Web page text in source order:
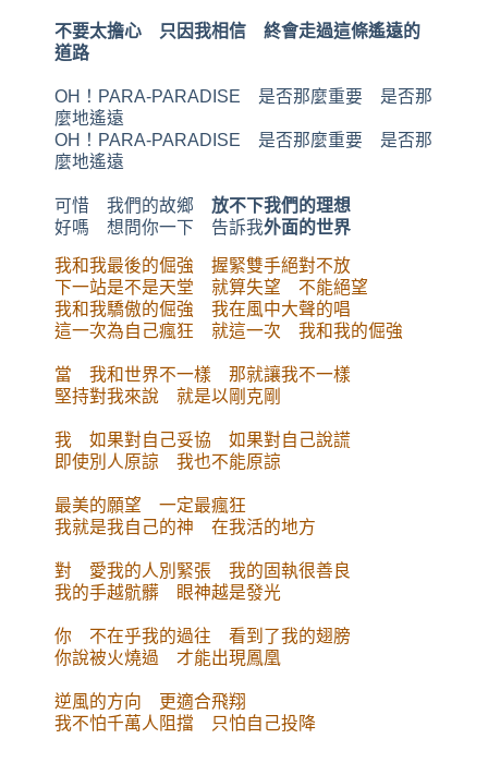
不要太擔心 只因我相信 終會走過這條遙遠的
道路
OH！PARA-PARADISE 是否那麼重要 是否那
麼地遙遠
OH！PARA-PARADISE 是否那麼重要 是否那
麼地遙遠
可惜 我們的故鄉 放不下我們的理想
好嗎 想問你一下 告訴我外面的世界
我和我最後的倔強 握緊雙手絕對不放
下一站是不是天堂 就算失望 不能絕望
我和我驕傲的倔強 我在風中大聲的唱
這一次為自己瘋狂 就這一次 我和我的倔強
當 我和世界不一樣 那就讓我不一樣
堅持對我來說 就是以剛克剛
我 如果對自己妥協 如果對自己說謊
即使別人原諒 我也不能原諒
最美的願望 一定最瘋狂
我就是我自己的神 在我活的地方
對 愛我的人別緊張 我的固執很善良
我的手越骯髒 眼神越是發光
你 不在乎我的過往 看到了我的翅膀
你說被火燒過 才能出現鳳凰
逆風的方向 更適合飛翔
我不怕千萬人阻擋 只怕自己投降